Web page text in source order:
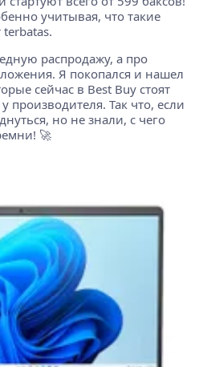
учитывая, что такие
распродажу, а про
Я покопался и нашел
сейчас в Best Buy стоят
Так что, если
но не знали, с чего
🚀